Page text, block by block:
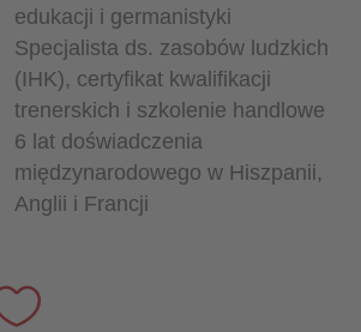
edukacji i germanistyki
Specjalista ds. zasobów ludzkich
(IHK), certyfikat kwalifikacji
trenerskich i szkolenie handlowe
6 lat doświadczenia
międzynarodowego w Hiszpanii,
Anglii i Francji